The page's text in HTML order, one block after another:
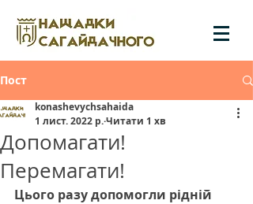
Пост
Допомагати!
Перемагати!
konashevychsahaida
1 лист. 2022 р.Читати 1 хв
Цього разу допомогли рідній